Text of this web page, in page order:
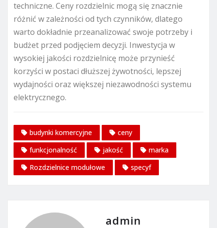
techniczne. Ceny rozdzielnic mogą się znacznie
różnić w zależności od tych czynników, dlatego
warto dokładnie przeanalizować swoje potrzeby i
budżet przed podjęciem decyzji. Inwestycja w
wysokiej jakości rozdzielnicę może przynieść
korzyści w postaci dłuższej żywotności, lepszej
wydajności oraz większej niezawodności systemu
elektrycznego.
budynki komercyjne
ceny
funkcjonalność
jakość
marka
Rozdzielnice modułowe
specyf
admin